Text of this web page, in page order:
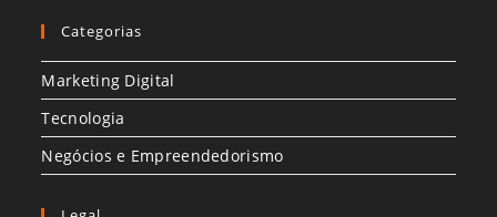
Categorias
Marketing Digital
Tecnologia
Negócios e Empreendedorismo